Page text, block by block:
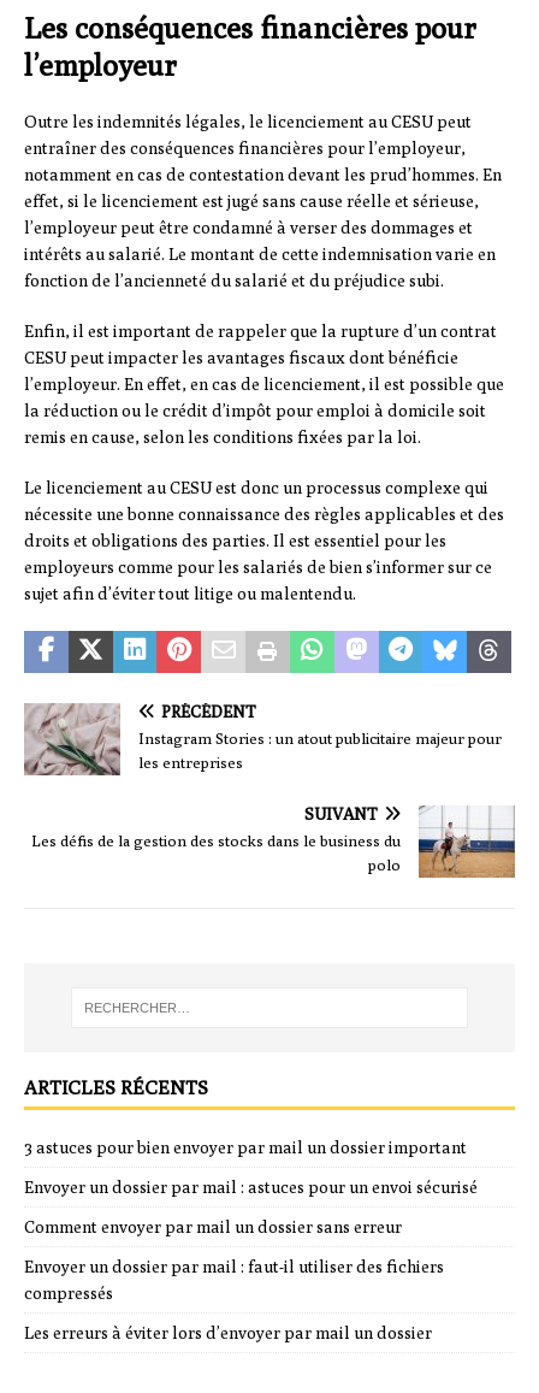
Les conséquences financières pour
l’employeur
Outre les indemnités légales, le licenciement au CESU peut
entraîner des conséquences financières pour l’employeur,
notamment en cas de contestation devant les prud’hommes. En
effet, si le licenciement est jugé sans cause réelle et sérieuse,
l’employeur peut être condamné à verser des dommages et
intérêts au salarié. Le montant de cette indemnisation varie en
fonction de l’ancienneté du salarié et du préjudice subi.
Enfin, il est important de rappeler que la rupture d’un contrat
CESU peut impacter les avantages fiscaux dont bénéficie
l’employeur. En effet, en cas de licenciement, il est possible que
la réduction ou le crédit d’impôt pour emploi à domicile soit
remis en cause, selon les conditions fixées par la loi.
Le licenciement au CESU est donc un processus complexe qui
nécessite une bonne connaissance des règles applicables et des
droits et obligations des parties. Il est essentiel pour les
employeurs comme pour les salariés de bien s’informer sur ce
sujet afin d’éviter tout litige ou malentendu.
PRÉCÉDENT
Instagram Stories : un atout publicitaire majeur pour
les entreprises
SUIVANT
Les défis de la gestion des stocks dans le business du
polo
ARTICLES RÉCENTS
3 astuces pour bien envoyer par mail un dossier important
Envoyer un dossier par mail : astuces pour un envoi sécurisé
Comment envoyer par mail un dossier sans erreur
Envoyer un dossier par mail : faut-il utiliser des fichiers
compressés
Les erreurs à éviter lors d’envoyer par mail un dossier